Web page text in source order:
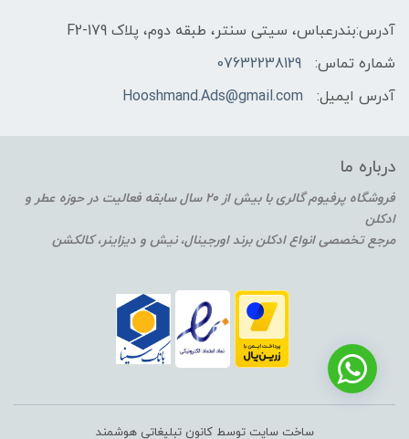
آدرس:بندرعباس، سیتی سنتر، طبقه دوم، پلاک F2-179
شماره تماس:
07632238129
آدرس ایمیل:
Hooshmand.Ads@gmail.com
درباره ما
فروشگاه پرفیوم گالری با بیش از 20 سال سابقه فعالیت در حوزه عطر و
ادکلن
مرجع تخصصی انواع ادکلن برند اورجینال، نیش و دیزاینر، کالکشن
ساخت سایت توسط کانون تبلیغاتی هوشمند